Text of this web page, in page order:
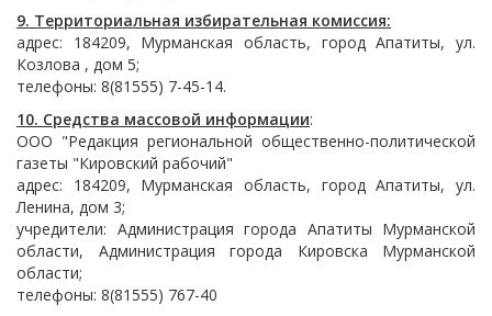
9. Территориальная избирательная комиссия:
адрес: 184209, Мурманская область, город Апатиты, ул.
Козлова , дом 5;
телефоны: 8(81555) 7-45-14.
10. Средства массовой информации:
ООО "Редакция региональной общественно-политической
газеты "Кировский рабочий"
адрес: 184209, Мурманская область, город Апатиты, ул.
Ленина, дом 3;
учредители: Администрация города Апатиты Мурманской
области, Администрация города Кировска Мурманской
области;
телефоны: 8(81555) 767-40